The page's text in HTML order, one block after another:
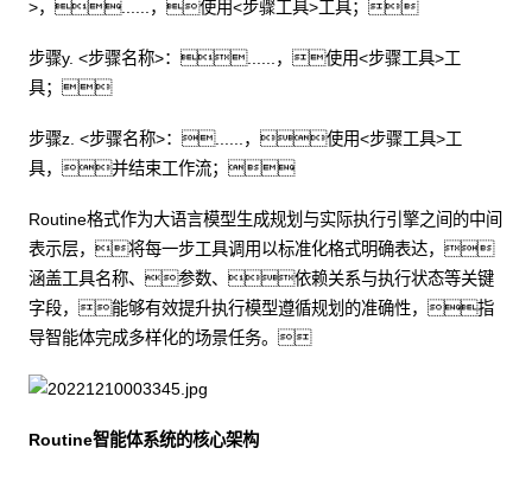
>，......，使用<步骤工具>工具；
步骤y. <步骤名称>：......，使用<步骤工具>工
具；
步骤z. <步骤名称>：......，使用<步骤工具>工
具，并结束工作流；
Routine格式作为大语言模型生成规划与实际执行引擎之间的中间
表示层，将每一步工具调用以标准化格式明确表达，
涵盖工具名称、参数、依赖关系与执行状态等关键
字段，能够有效提升执行模型遵循规划的准确性，指
导智能体完成多样化的场景任务。
Routine智能体系统的核心架构